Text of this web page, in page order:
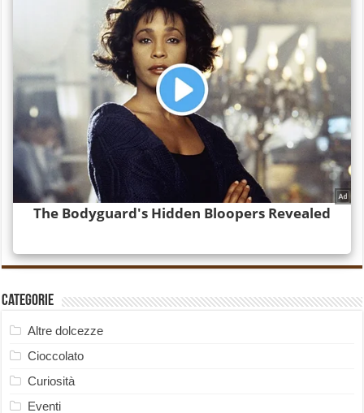
Categorie
Altre dolcezze
Cioccolato
Curiosità
Eventi